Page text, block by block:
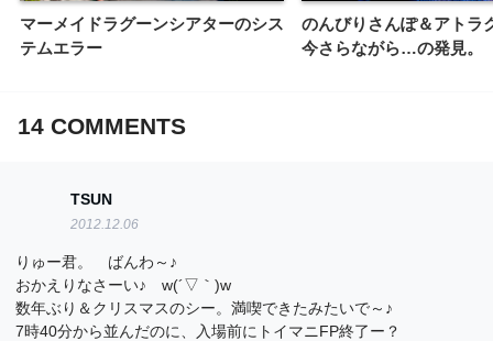
マーメイドラグーンシアターのシス
テムエラー
のんびりさんぽ＆アトラ
今さらながら…の発見。
14COMMENTS
TSUN
2012.12.06
りゅー君。 ばんわ～♪
おかえりなさーい♪ w(´▽｀)w
数年ぶり＆クリスマスのシー。満喫できたみたいで～♪
7時40分から並んだのに、入場前にトイマニFP終了ー？